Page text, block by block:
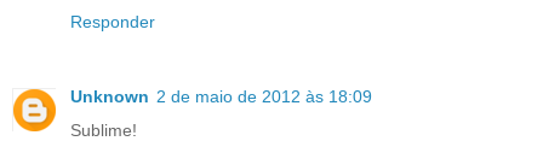
Responder
Unknown 2 de maio de 2012 às 18:09
Sublime!